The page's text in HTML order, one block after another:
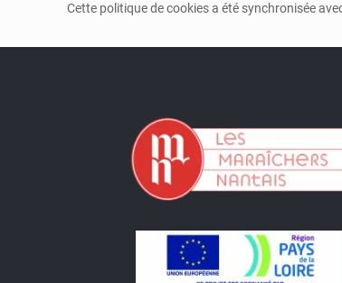
Cette politique de cookies a été synchronisée